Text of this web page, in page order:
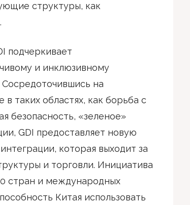
структуры, как
подчеркивает
и инклюзивному
на
таких областях, как борьба с
безопасность, «зеленое»
GDI предоставляет новую
которая выходит за
и торговли. Инициатива
стран и международных
Китая использовать